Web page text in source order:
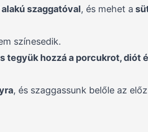
szaggatóval, és mehet a
színesedik.
tegyük hozzá a porcukrot, diót
, és szaggassunk belőle az